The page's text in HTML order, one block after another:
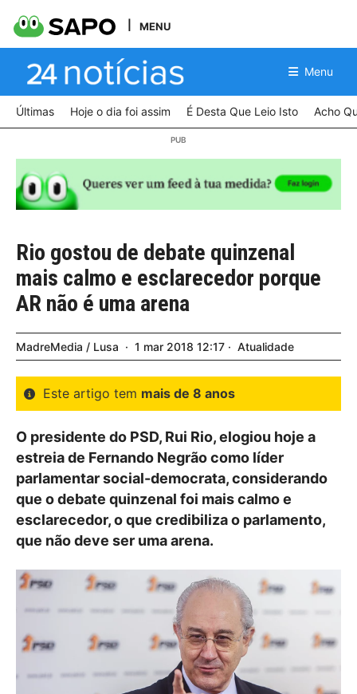
MENU
Menu
Últimas Hoje o dia foi assim É Desta Que Leio Isto Acho
Rio gostou de debate quinzenal
mais calmo e esclarecedor porque
AR não é uma arena
MadreMedia / Lusa 1 mar 2018 12:17 Atualidade
Este artigo tem mais de 8 anos
O presidente do PSD, Rui Rio, elogiou hoje a
estreia de Fernando Negrão como líder
parlamentar social-democrata, considerando
que o debate quinzenal foi mais calmo e
esclarecedor, o que credibiliza o parlamento,
que não deve ser uma arena.